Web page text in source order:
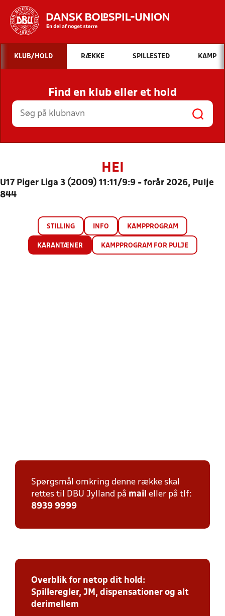
Hvad vil du søge efter?
INDHOLD OG NYHEDER
STILLINGER, RESULTATER, KLUBBER OG
HOLD
KLUB/HOLD RÆKKE SPILLESTED KAMP
Find en klub eller et hold
HEI
U17 Piger Liga 3 (2009) 11:11/9:9 - forår 2026, Pulje
844
STILLING INFO KAMPPROGRAM
KARANTÆNER KAMPPROGRAM FOR PULJE
Spørgsmål omkring denne række skal
rettes til DBU Jylland på mail eller på tlf:
8939 9999
Overblik for netop dit hold:
Spilleregler, JM, dispensationer og alt
derimellem